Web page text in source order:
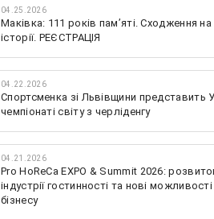
04.25.2026
Маківка: 111 років пам’яті. Сходження
історії. РЕЄСТРАЦІЯ
04.22.2026
Спортсменка зі Львівщини представить
чемпіонаті світу з черліденгу
04.21.2026
Pro HoReCa EXPO & Summit 2026:
індустрії гостинності та нові
бізнесу